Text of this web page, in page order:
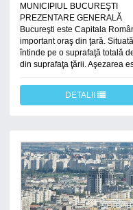
MUNICIPIUL BUCUREŞTI
PREZENTARE GENERALĂ
Bucureşti este Capitala
important oraş din ţară.
întinde pe o suprafaţă totală
din suprafaţa ţării. Aşezarea
DETALII